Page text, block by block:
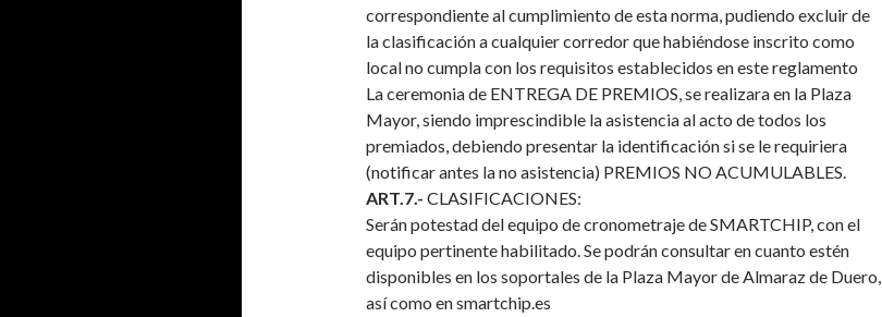
correspondiente al cumplimiento de esta norma, pudiendo excluir de
la clasificación a cualquier corredor que habiéndose inscrito como
local no cumpla con los requisitos establecidos en este reglamento
La ceremonia de ENTREGA DE PREMIOS, se realizara en la Plaza
Mayor, siendo imprescindible la asistencia al acto de todos los
premiados, debiendo presentar la identificación si se le requiriera
(notificar antes la no asistencia) PREMIOS NO ACUMULABLES.
ART.7.- CLASIFICACIONES:
Serán potestad del equipo de cronometraje de SMARTCHIP, con el
equipo pertinente habilitado. Se podrán consultar en cuanto estén
disponibles en los soportales de la Plaza Mayor de Almaraz de Duero,
así como en smartchip.es